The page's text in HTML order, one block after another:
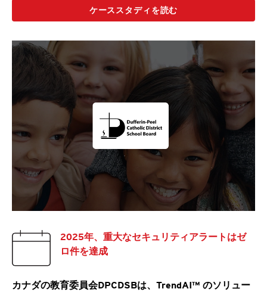
ケーススタディを読む
2025年、重大なセキュリティアラートはゼ
ロ件を達成
カナダの教育委員会DPCDSBは、TrendAI™ のソリュー